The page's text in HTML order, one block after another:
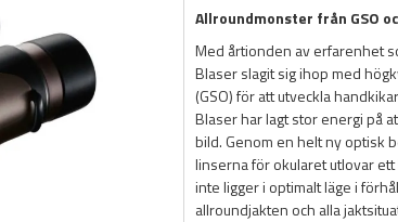
Allroundmonster från GSO
Med årtionden av erfarenhet
Blaser slagit sig ihop med
(GSO) för att utveckla
Blaser har lagt stor energi på
bild. Genom en helt ny optisk
linserna för okularet utlovar
inte ligger i optimalt läge i
allroundjakten och alla